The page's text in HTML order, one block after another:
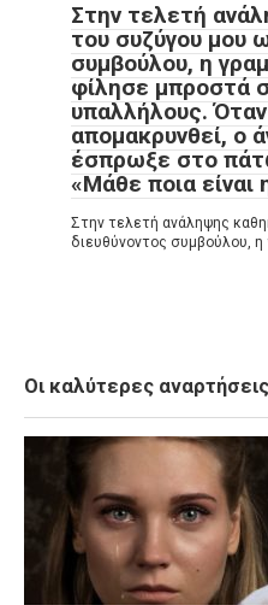
Στην τελετή
του συζύγου μου
συμβούλου, η
φίλησε μπροστά
υπαλλήλους.
απομακρυνθεί, ο
έσπρωξε στο
«Μάθε ποια είναι
Στην τελετή ανάληψης
διευθύνοντος συμβούλου,
Οι καλύτερες